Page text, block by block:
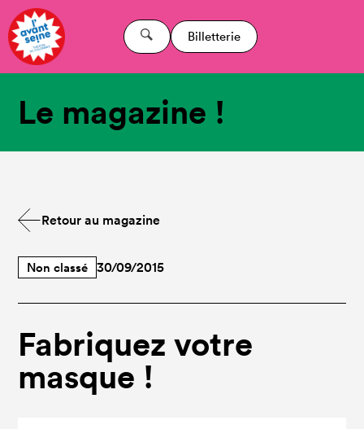
Billetterie
Le magazine !
Retour au magazine
Non classé 30/09/2015
Fabriquez votre
masque !